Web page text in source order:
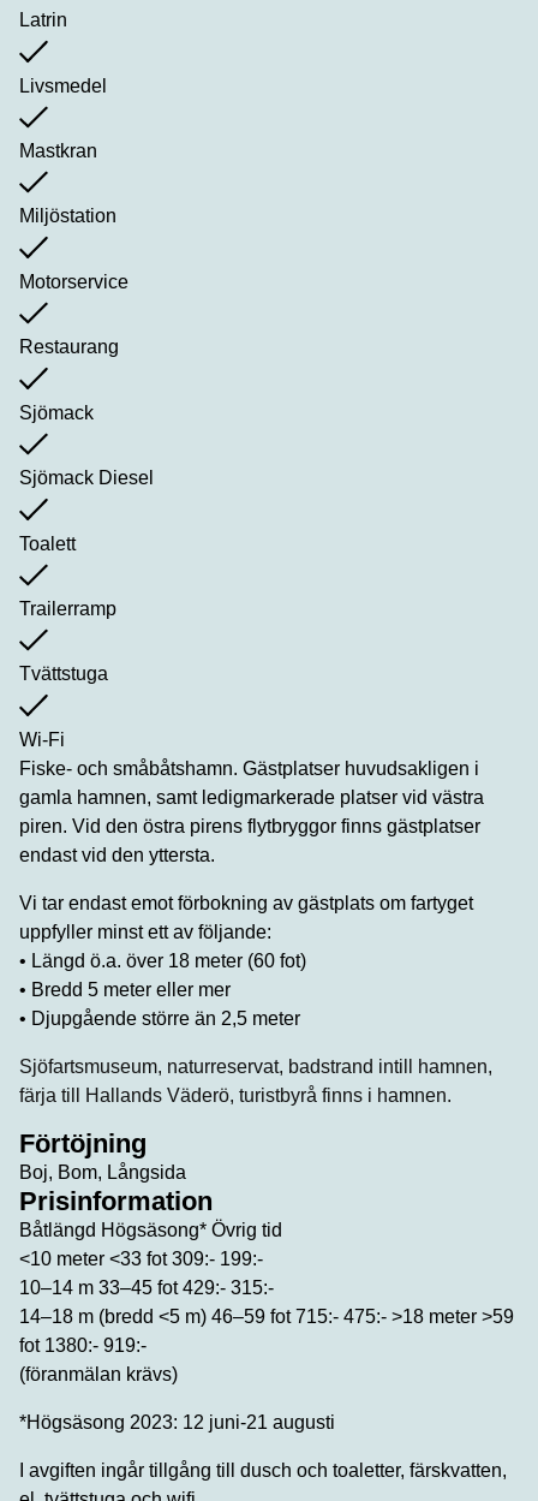
Latrin
Livsmedel
Mastkran
Miljöstation
Motorservice
Restaurang
Sjömack
Sjömack Diesel
Toalett
Trailerramp
Tvättstuga
Wi-Fi
Fiske- och småbåtshamn. Gästplatser huvudsakligen i
gamla hamnen, samt ledigmarkerade platser vid västra
piren. Vid den östra pirens flytbryggor finns gästplatser
endast vid den yttersta.
Vi tar endast emot förbokning av gästplats om fartyget
uppfyller minst ett av följande:
• Längd ö.a. över 18 meter (60 fot)
• Bredd 5 meter eller mer
• Djupgående större än 2,5 meter
Sjöfartsmuseum, naturreservat, badstrand intill hamnen,
färja till Hallands Väderö, turistbyrå finns i hamnen.
Förtöjning
Boj, Bom, Långsida
Prisinformation
Båtlängd Högsäsong* Övrig tid
<10 meter <33 fot 309:- 199:-
10–14 m 33–45 fot 429:- 315:-
14–18 m (bredd <5 m) 46–59 fot 715:- 475:- >18 meter >59
fot 1380:- 919:-
(föranmälan krävs)
*Högsäsong 2023: 12 juni-21 augusti
I avgiften ingår tillgång till dusch och toaletter, färskvatten,